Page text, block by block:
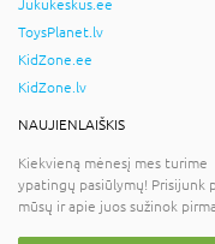
Jukukeskus.ee
ToysPlanet.lv
KidZone.ee
KidZone.lv
NAUJIENLAIŠKIS
Kiekvieną mėnesį mes turime
ypatingų pasiūlymų! Prisijunk
mūsų ir apie juos sužinok